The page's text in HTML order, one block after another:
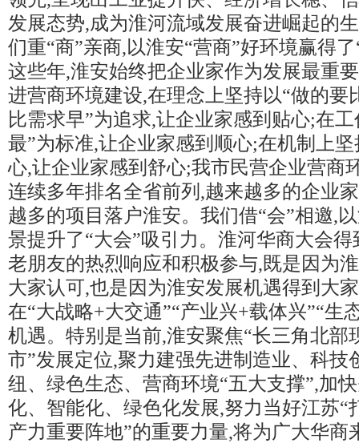
发展态势,成为淮河流域发展奋进崛起的
们重“商”亲商,以淮安“营商”好环境赢得
这些年,淮安始终把企业家作为发展最重
进营商环境建设,在理念上坚持以“做的要
比需求早”为追求,让企业家感到贴心;在
最”为标准,让企业家感到顺心;在机制上
心,让企业家感到舒心;我市民营企业营商
连续多年排名全省前列,越来越多的企业
越多的项目落户淮安。我们借“会”相邀,
景提升了“大会”吸引力。淮河华商大会
老朋友的热烈响应和积极参与,既是因为
大家认可,也是因为淮安发展机遇得到大
在“大战略+大交通”“产业兴+载体兴”“生
机遇。特别是当前,淮安聚焦“长三角北部
市”发展定位,聚力建强先进制造业、科技
纽、绿色生态、营商环境“五大支撑”,加
化、智能化、绿色化发展,努力当好江苏“
产力重要阵地”的重要力量,将为广大华商